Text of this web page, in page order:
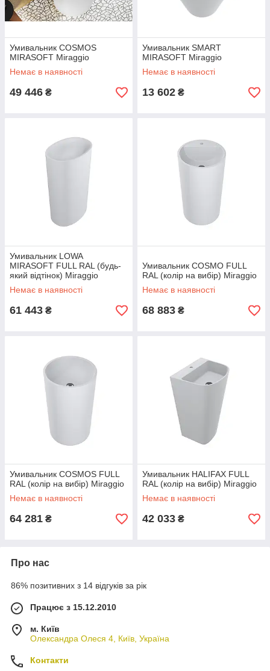
Умивальник COSMOS
MIRASOFT Miraggio
Немає в наявності
49 446 ₴
Умивальник SMART
MIRASOFT Miraggio
Немає в наявності
13 602 ₴
Умивальник LOWA
MIRASOFT FULL RAL (будь-
який відтінок) Miraggio
Немає в наявності
61 443 ₴
Умивальник COSMO FULL
RAL (колір на вибір) Miraggio
Немає в наявності
68 883 ₴
Умивальник COSMOS FULL
RAL (колір на вибір) Miraggio
Немає в наявності
64 281 ₴
Умивальник HALIFAX FULL
RAL (колір на вибір) Miraggio
Немає в наявності
42 033 ₴
Про нас
86% позитивних з 14 відгуків за рік
Працює з 15.12.2010
м. Київ
Олександра Олеся 4, Київ, Україна
Контакти